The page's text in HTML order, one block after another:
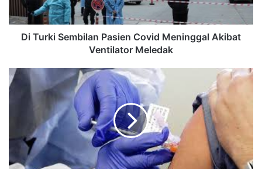
Di Turki Sembilan Pasien Covid Meninggal Akibat
Ventilator Meledak